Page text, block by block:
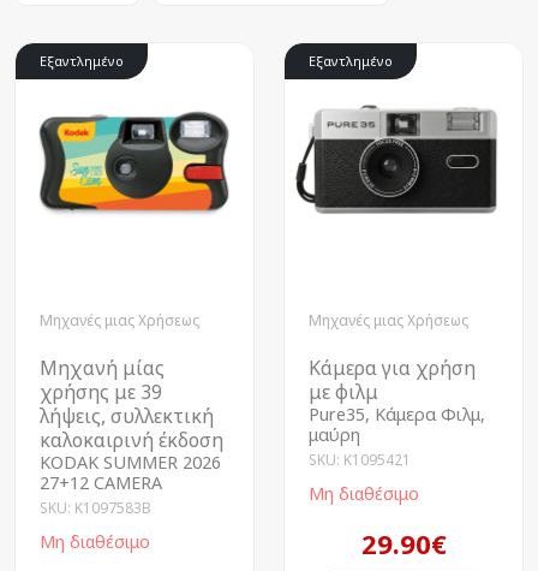
Εξαντλημένο
Μηχανές μιας Χρήσεως
Μηχανή μίας
χρήσης με 39
λήψεις, συλλεκτική
καλοκαιρινή έκδοση
KODAK SUMMER 2026
27+12 CAMERA
SKU: K1097583B
Μη διαθέσιμο
Εξαντλημένο
Μηχανές μιας Χρήσεως
Κάμερα για χρήση
με φιλμ
Pure35, Κάμερα Φιλμ,
μαύρη
SKU: K1095421
Μη διαθέσιμο
29.90€